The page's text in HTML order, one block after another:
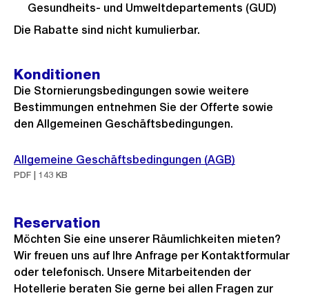
Gesundheits- und Umweltdepartements (GUD)
Die Rabatte sind nicht kumulierbar.
Konditionen
Die Stornierungsbedingungen sowie weitere
Bestimmungen entnehmen Sie der Offerte sowie
den Allgemeinen Geschäftsbedingungen.
Allgemeine Geschäftsbedingungen (AGB)
PDF | 143 KB
Reservation
Möchten Sie eine unserer Räumlichkeiten mieten?
Wir freuen uns auf Ihre Anfrage per Kontaktformular
oder telefonisch. Unsere Mitarbeitenden der
Hotellerie beraten Sie gerne bei allen Fragen zur